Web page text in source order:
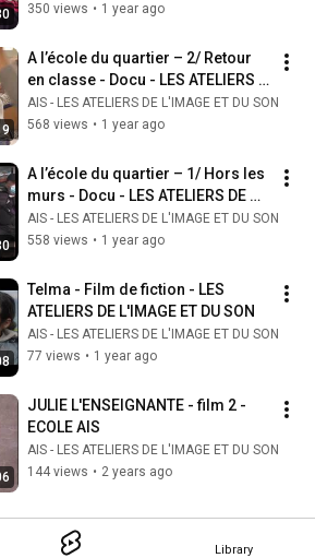
Library
350 views • 1 year ago
A l’école du quartier – 2/ Retour
en classe - Docu - LES ATELIERS
DE L'IMAGE ET DU SON
AIS - LES ATELIERS DE L'IMAGE ET DU SON
568 views • 1 year ago
A l’école du quartier – 1/ Hors les
murs - Docu - LES ATELIERS DE
L'IMAGE ET DU SON
AIS - LES ATELIERS DE L'IMAGE ET DU SON
558 views • 1 year ago
Telma - Film de fiction - LES
ATELIERS DE L'IMAGE ET DU SON
AIS - LES ATELIERS DE L'IMAGE ET DU SON
77 views • 1 year ago
JULIE L'ENSEIGNANTE - film 2 -
ECOLE AIS
AIS - LES ATELIERS DE L'IMAGE ET DU SON
144 views • 2 years ago